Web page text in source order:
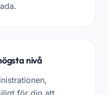
nivå
för dig att